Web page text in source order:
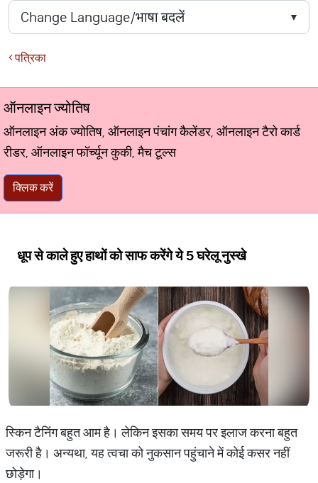
पत्रिका
ऑनलाइन ज्योतिष
ऑनलाइन अंक ज्योतिष, ऑनलाइन पंचांग कैलेंडर, ऑनलाइन टैरो कार्ड
रीडर, ऑनलाइन फॉर्च्यून कुकी, मैच टूल्स
क्लिक करें
धूप से काले हुए हाथों को साफ करेंगे ये 5 घरेलू नुस्खे
स्किन टैनिंग बहुत आम है। लेकिन इसका समय पर इलाज करना बहुत
जरूरी है। अन्यथा, यह त्वचा को नुकसान पहुंचाने में कोई कसर नहीं
छोड़ेगा।